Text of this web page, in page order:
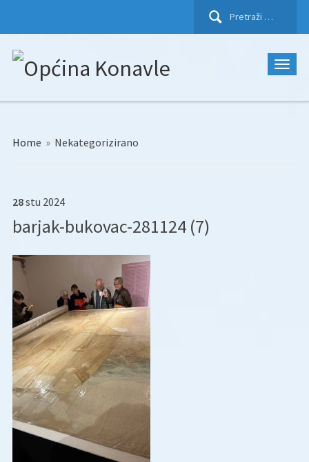
Pretraži:
Home » Nekategorizirano
28stu 2024
barjak-bukovac-281124 (7)